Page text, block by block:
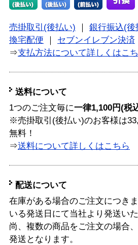
売掛取引(後払い)
銀行振込(後
換宅配便
セブンイレブン決済
⇒支払方法について詳しくはこ
送料について
1つのご注文毎に一律1,100円(税
※売掛取引(後払い)のお客様は
無料！
⇒送料について詳しくはこちら
配送について
在庫がある場合のご注文につき
いる発送日にて当社より発送い
尚、複数の商品をご注文の場合
発送となります。